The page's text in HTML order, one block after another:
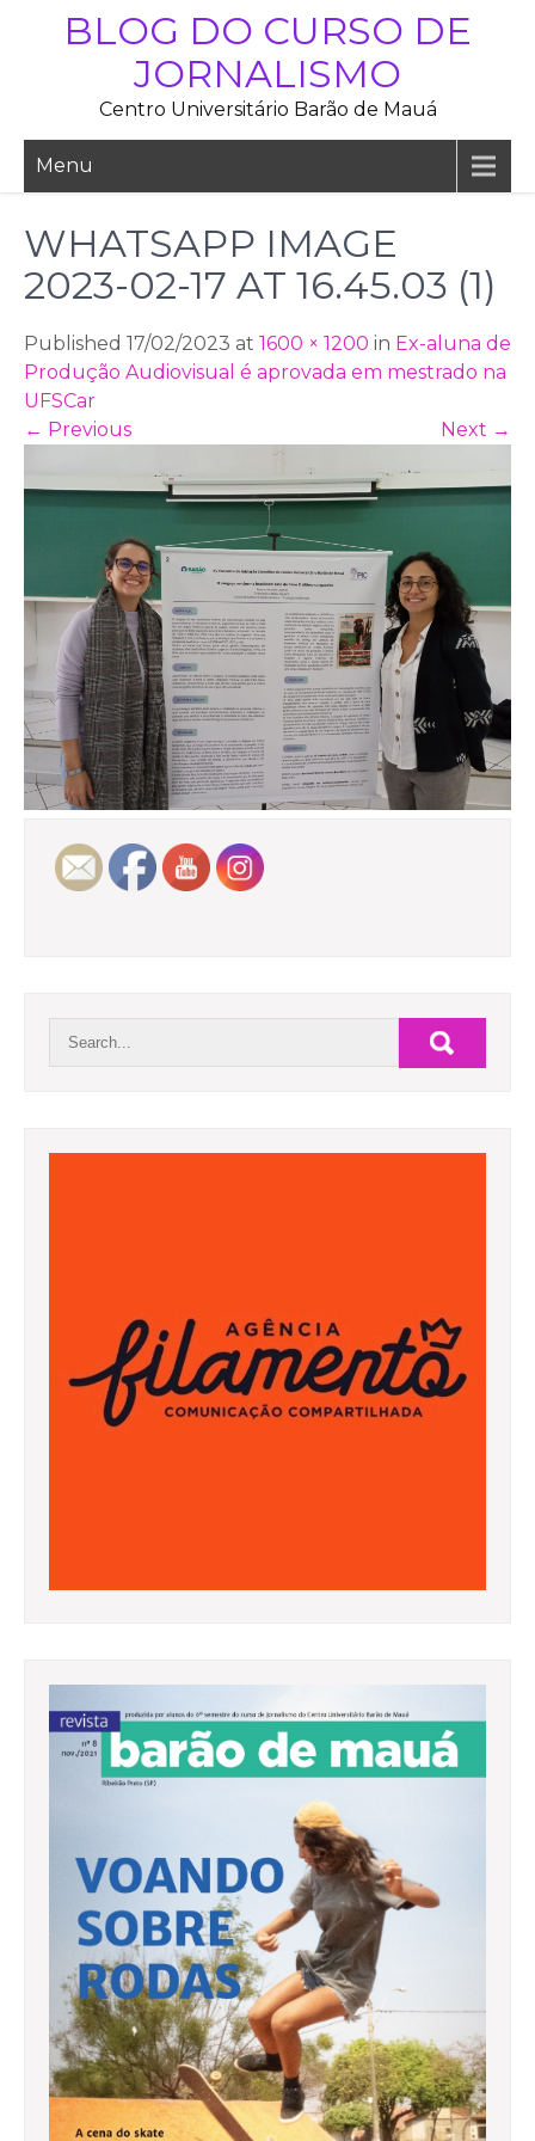
BLOG DO CURSO DE
JORNALISMO
Centro Universitário Barão de Mauá
Menu
WHATSAPP IMAGE
2023-02-17 AT 16.45.03 (1)
Published 17/02/2023 at 1600 × 1200 in Ex-aluna de
Produção Audiovisual é aprovada em mestrado na
UFSCar
← Previous Next →